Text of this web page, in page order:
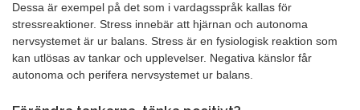
Dessa är exempel på det som i vardagsspråk kallas för
stressreaktioner. Stress innebär att hjärnan och autonoma
nervsystemet är ur balans. Stress är en fysiologisk reaktion som
kan utlösas av tankar och upplevelser. Negativa känslor får
autonoma och perifera nervsystemet ur balans.